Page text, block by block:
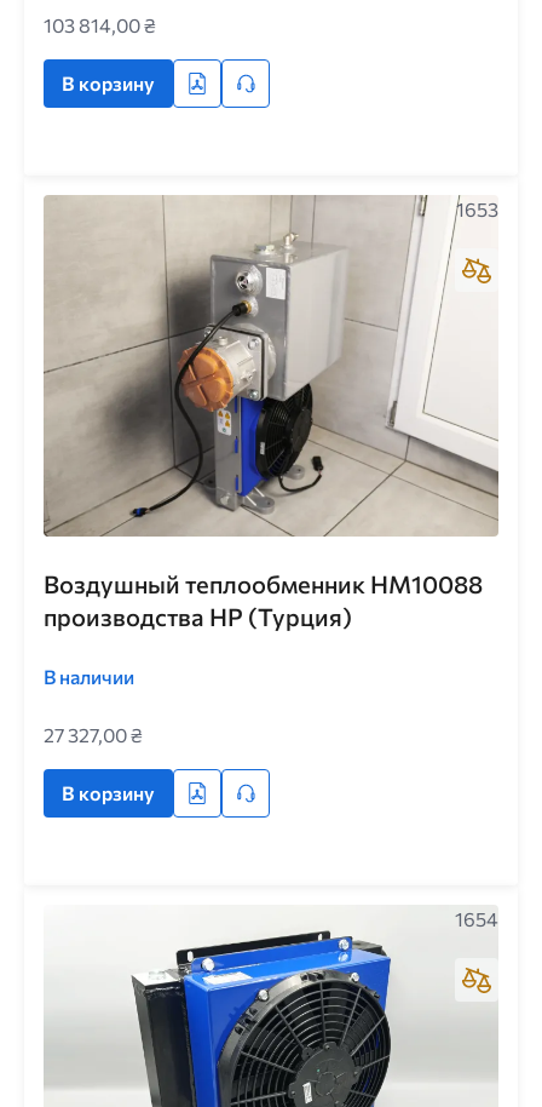
103 814,00 ₴
В корзину
Воздушный теплообменник HM10088
производства НР (Турция)
В наличии
27 327,00 ₴
В корзину
1653
1654